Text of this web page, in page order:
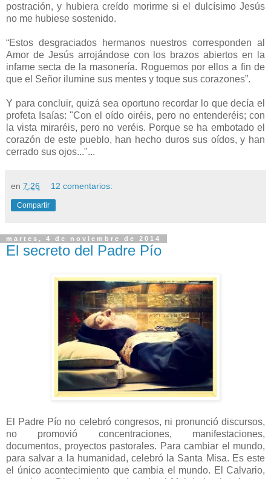
postración, y hubiera creído morirme si el dulcísimo Jesús
no me hubiese sostenido.
“Estos desgraciados hermanos nuestros corresponden al
Amor de Jesús arrojándose con los brazos abiertos en la
infame secta de la masonería. Roguemos por ellos a fin de
que el Señor ilumine sus mentes y toque sus corazones”.
Y para concluir, quizá sea oportuno recordar lo que decía el
profeta Isaías: "Con el oído oiréis, pero no entenderéis; con
la vista miraréis, pero no veréis. Porque se ha embotado el
corazón de este pueblo, han hecho duros sus oídos, y han
cerrado sus ojos..."...
en 7:26 12 comentarios:
Compartir
martes, 4 de noviembre de 2014
El secreto del Padre Pío
El Padre Pío no celebró congresos, ni pronunció discursos,
no promovió concentraciones, manifestaciones,
documentos, proyectos pastorales. Para cambiar el mundo,
para salvar a la humanidad, celebró la Santa Misa. Es este
el único acontecimiento que cambia el mundo. El Calvario,